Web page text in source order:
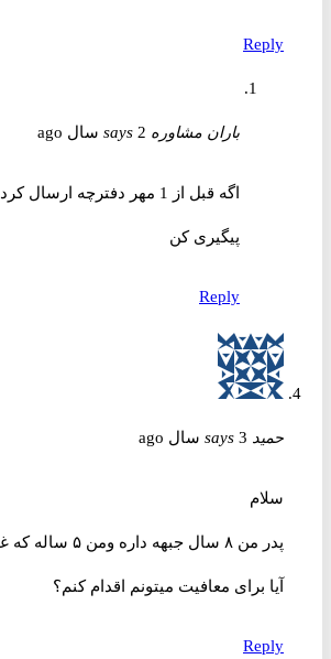
Reply
باران مشاوره says 2 سال ago
اگه قبل از 1 مهر دفترچه ارسال
پیگیری کن
Reply
حمید says 3 سال ago
سلام
پدر من ۸ سال جبهه داره و‌من ۵ ساله که غیبت دارم
آیا برای معافیت میتونم اقدام کنم؟
Reply